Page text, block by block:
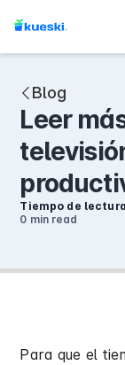
Blog
Leer
Tiempo de lectura
0 minread
Para que el